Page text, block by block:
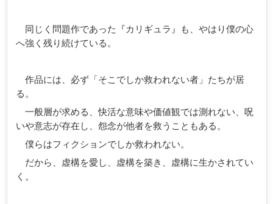
同じく問題作であった『カリギュラ』も、やはり僕の心
へ強く残り続けている。
作品には、必ず「そこでしか救われない者」たちが居
る。
一般層が求める、快活な意味や価値観では測れない、呪
いや意志が存在し、怨念が他者を救うこともある。
僕らはフィクションでしか救われない。
だから、虚構を愛し、虚構を築き、虚構に生かされてい
く。